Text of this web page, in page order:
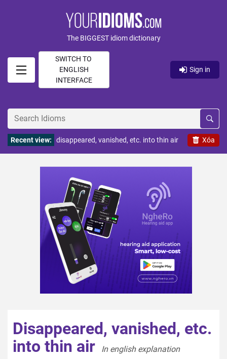
The BIGGEST idiom dictionary
SWITCH TO
ENGLISH
INTERFACE
Sign in
Xóa
Recent view: disappeared, vanished, etc. into thin air
Disappeared, vanished, etc.
into thin air
In english explanation